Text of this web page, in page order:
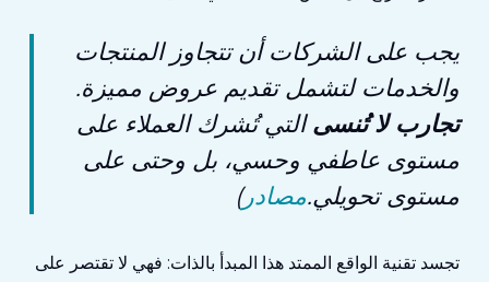
يجب على الشركات أن تتجاوز المنتجات
والخدمات لتشمل تقديم عروض مميزة.
تجارب لا تُنسىالتي تُشرك العملاء على
مستوى عاطفي وحسي، بل وحتى على
مستوى تحويلي.مصادر)
تجسد تقنية الواقع الممتد هذا المبدأ بالذات: فهي لا تقتصر على